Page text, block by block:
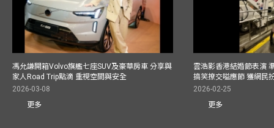
馮允謙開箱Volvo旗艦七座SUV及豪華房車 分享與
家人Road Trip點滴 重視空間與安全
2026-03-08
更多
雲浩影香港結婚節表演
搞笑撩交嗌應節 獲網民
2026-02-25
更多